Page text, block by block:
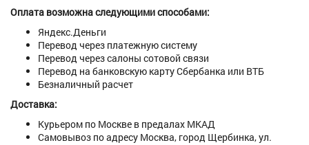
Оплата возможна следующими способами:
Яндекс.Деньги
Перевод через платежную систему
Перевод через салоны сотовой связи
Перевод на банковскую карту Сбербанка или ВТБ
Безналичный расчет
Доставка:
Курьером по Москве в предалах МКАД
Самовывоз по адресу Москва, город Щербинка, ул.